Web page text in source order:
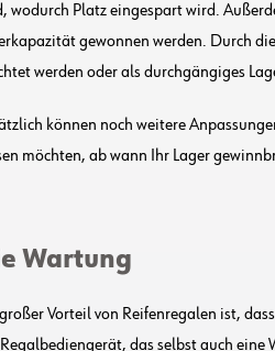
wodurch Platz eingespart wird.
gewonnen werden. Durch
werden oder als durchgängiges
können noch weitere
möchten, ab wann Ihr Lager
Wartung
Vorteil von Reifenregalen ist,
das selbst auch